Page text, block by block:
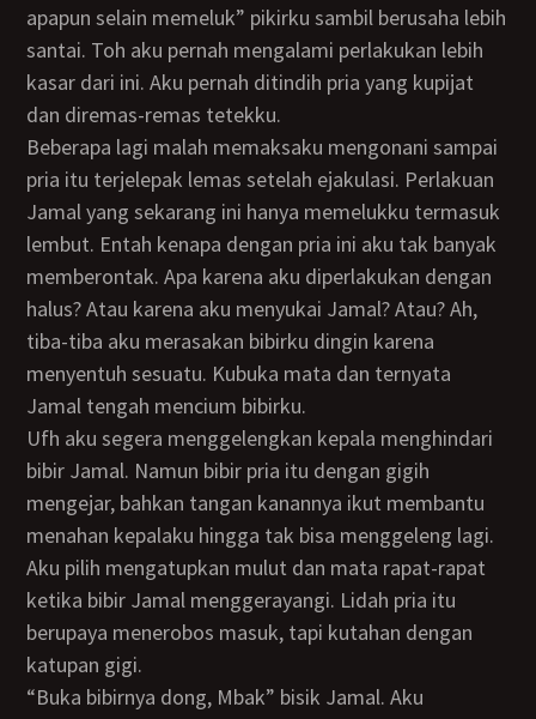
apapun selain memeluk” pikirku sambil berusaha lebih
santai. Toh aku pernah mengalami perlakukan lebih
kasar dari ini. Aku pernah ditindih pria yang kupijat
dan diremas-remas tetekku.
Beberapa lagi malah memaksaku mengonani sampai
pria itu terjelepak lemas setelah ejakulasi. Perlakuan
Jamal yang sekarang ini hanya memelukku termasuk
lembut. Entah kenapa dengan pria ini aku tak banyak
memberontak. Apa karena aku diperlakukan dengan
halus? Atau karena aku menyukai Jamal? Atau? Ah,
tiba-tiba aku merasakan bibirku dingin karena
menyentuh sesuatu. Kubuka mata dan ternyata
Jamal tengah mencium bibirku.
Ufh aku segera menggelengkan kepala menghindari
bibir Jamal. Namun bibir pria itu dengan gigih
mengejar, bahkan tangan kanannya ikut membantu
menahan kepalaku hingga tak bisa menggeleng lagi.
Aku pilih mengatupkan mulut dan mata rapat-rapat
ketika bibir Jamal menggerayangi. Lidah pria itu
berupaya menerobos masuk, tapi kutahan dengan
katupan gigi.
“Buka bibirnya dong, Mbak” bisik Jamal. Aku